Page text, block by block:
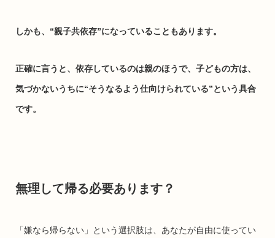
しかも、“親子共依存”になっていることもあります。
正確に言うと、依存しているのは親のほうで、子どもの方は、
気づかないうちに“そうなるよう仕向けられている”という具合
です。
無理して帰る必要あります？
「嫌なら帰らない」という選択肢は、あなたが自由に使ってい